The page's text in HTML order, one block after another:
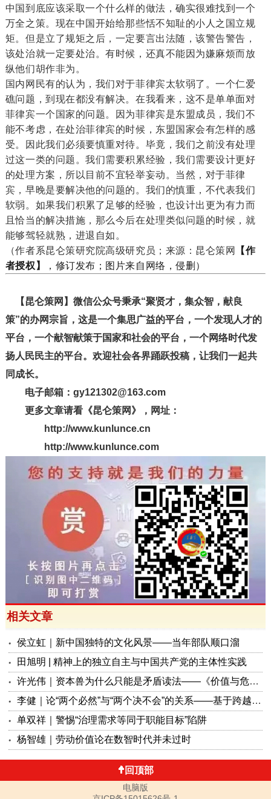
中国到底应该采取一个什么样的做法，确实很难找到一个
万全之策。现在中国开始给那些恬不知耻的小人之国立规
矩。但是立了规矩之后，一定要言出法随，该警告警告，
该处治就一定要处治。有时候，还真不能因为嫌麻烦而放
纵他们胡作非为。
国内网民有的认为，我们对于菲律宾太软弱了。一个仁爱
礁问题，到现在都没有解决。在我看来，这不是单单面对
菲律宾一个国家的问题。因为菲律宾是东盟成员，我们不
能不考虑，在处治菲律宾的时候，东盟国家会有怎样的感
受。因此我们必须要慎重对待。毕竟，我们之前没有处理
过这一类的问题。我们需要积累经验，我们需要设计更好
的处理方案，所以目前不宜轻举妄动。当然，对于菲律
宾，早晚是要解决他的问题的。我们的慎重，不代表我们
软弱。如果我们积累了足够的经验，也设计出更为有力而
且恰当的解决措施，那么今后在处理类似问题的时候，就
能够驾轻就熟，进退自如。
（作者系昆仑策研究院高级研究员；来源：昆仑策网 【作
者授权】
，修订发布；图片来自网络，侵删）
【昆仑策网】微信公众号秉承“聚贤才，集众智，献良
策”的办网宗旨，这是一个集思广益的平台，一个发现人才的
平台，一个献智献策于国家和社会的平台，一个网络时代发
扬人民民主的平台。欢迎社会各界踊跃投稿，让我们一起共
同成长。
电子邮箱：gy121302@163.com
更多文章请看《昆仑策网》，网址：
http://www.kunlunce.cn
http://www.kunlunce.com
相关文章
侯立虹｜新中国独特的文化风景——当年部队顺口溜
田旭明 | 精神上的独立自主与中国共产党的主体性实践
许光伟｜资本兽为什么只能是矛盾读法——《价值与危机：〈资本论〉体系学探赜》解读之六
李健｜论“两个必然”与“两个决不会”的关系——基于跨越资本主义制度“卡夫丁峡谷”设想的反思
单双祥｜警惕“治理需求等同于职能目标”陷阱
杨智雄｜劳动价值论在数智时代并未过时
回顶部
电脑版